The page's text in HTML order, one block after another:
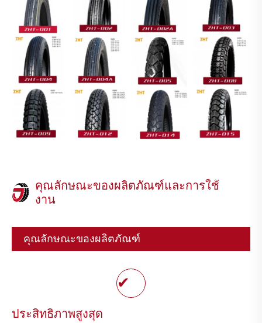
คุณลักษณะของผลิตภัณฑ์และการใช้
งาน
คุณลักษณะของผลิตภัณฑ์
✔
ประสิทธิภาพสูงสุด